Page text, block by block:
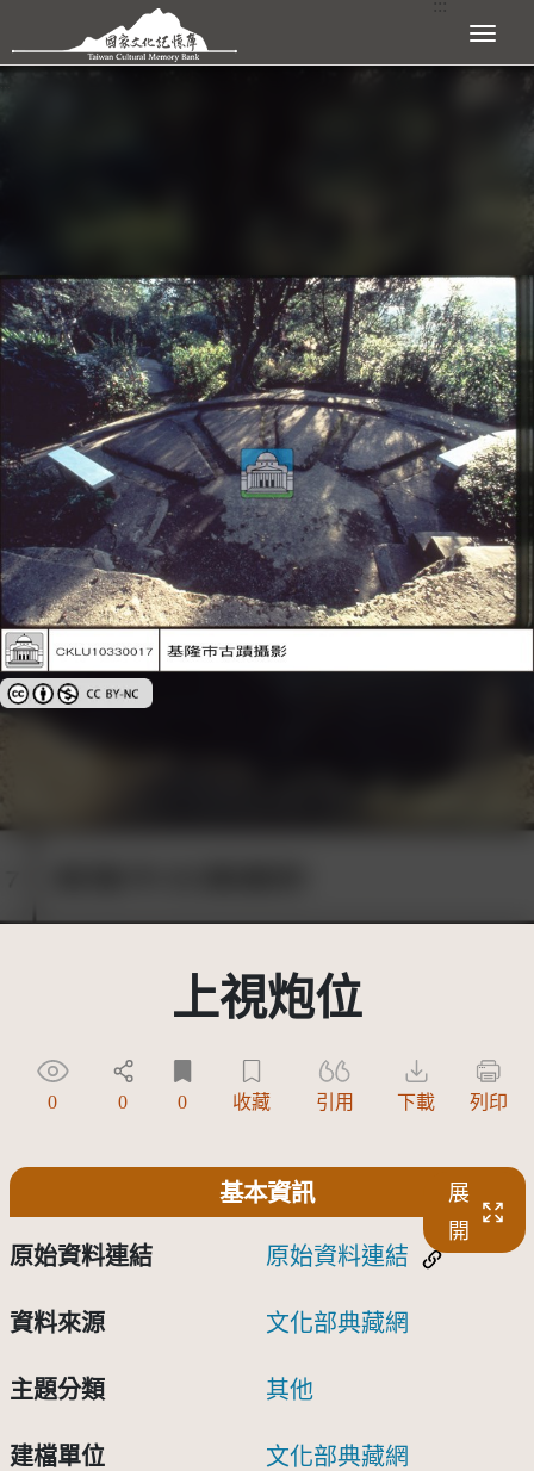
跳到主要內容區塊 展開選單
創用CC姓名標示-非商業性 3.0 台灣及其後版本(CC BY-NC 3.0 TW +)
上視炮位
0 0 0 收藏 引用 下載 列印
基本資訊
展
開
原始資料連結 原始資料連結
資料來源 文化部典藏網
主題分類 其他
建檔單位 文化部典藏網